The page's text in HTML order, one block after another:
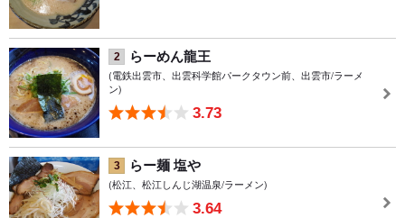
2 らーめん龍王
(電鉄出雲市、出雲科学館パークタウン前、出雲市/ラーメ
ン)
3.73
3 らー麺 塩や
(松江、松江しんじ湖温泉/ラーメン)
3.64